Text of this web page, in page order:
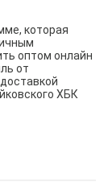
которая
оптом онлайн
от
ХБК